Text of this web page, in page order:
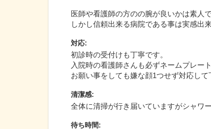
医師や看護師の方のの腕が良いかは素人
しかし信頼出来る病院である事は実感出来
対応:
初診時の受付けも丁寧です。
入院時の看護師さんも必ずネームプレー
お願い事をしても嫌な顔1つせず対応して
清潔感:
全体に清掃が行き届いていますがシャワ
待ち時間: